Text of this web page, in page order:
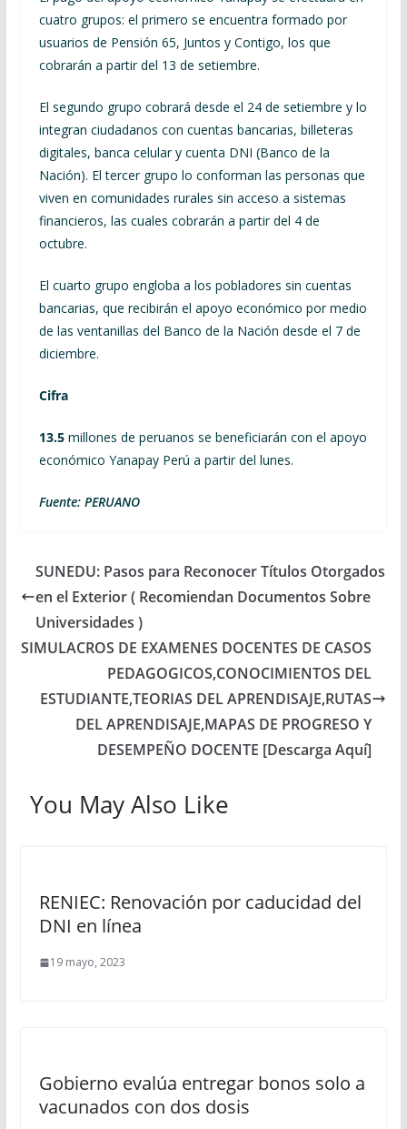
cuatro grupos: el primero se encuentra formado por
usuarios de Pensión 65, Juntos y Contigo, los que
cobrarán a partir del 13 de setiembre.
El segundo grupo cobrará desde el 24 de setiembre y lo
integran ciudadanos con cuentas bancarias, billeteras
digitales, banca celular y cuenta DNI (Banco de la
Nación). El tercer grupo lo conforman las personas que
viven en comunidades rurales sin acceso a sistemas
financieros, las cuales cobrarán a partir del 4 de
octubre.
El cuarto grupo engloba a los pobladores sin cuentas
bancarias, que recibirán el apoyo económico por medio
de las ventanillas del Banco de la Nación desde el 7 de
diciembre.
Cifra
13.5millones de peruanos se beneficiarán con el apoyo
económico Yanapay Perú a partir del lunes.
Fuente: PERUANO
SUNEDU: Pasos para Reconocer Títulos Otorgados
en el Exterior ( Recomiendan Documentos Sobre
Universidades )
SIMULACROS DE EXAMENES DOCENTES DE CASOS
PEDAGOGICOS,CONOCIMIENTOS DEL
ESTUDIANTE,TEORIAS DEL APRENDISAJE,RUTAS
DEL APRENDISAJE,MAPAS DE PROGRESO Y
DESEMPEÑO DOCENTE [Descarga Aquí]
You May Also Like
RENIEC: Renovación por caducidad del
DNI en línea
19 mayo, 2023
Gobierno evalúa entregar bonos solo a
vacunados con dos dosis